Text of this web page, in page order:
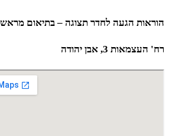
הוראות הגעה לחדר תצוגה – בתיאום
רח' העצמאות 3, אבן יהודה